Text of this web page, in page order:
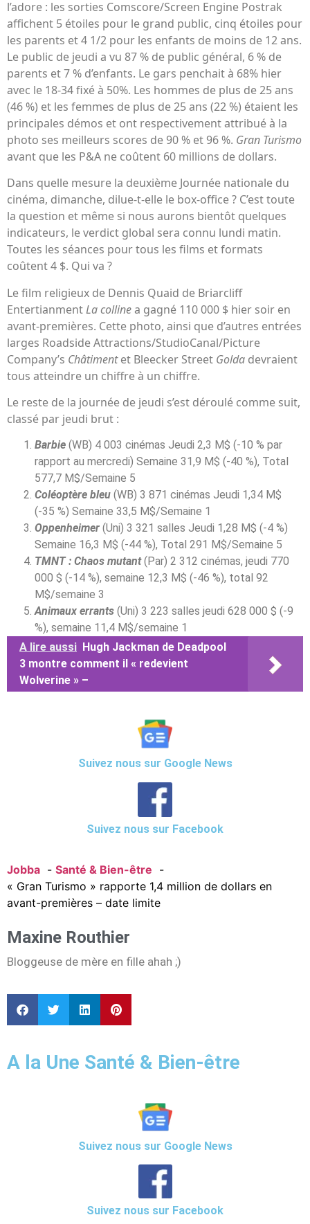
l’adore : les sorties Comscore/Screen Engine Postrak
affichent 5 étoiles pour le grand public, cinq étoiles pour
les parents et 4 1/2 pour les enfants de moins de 12 ans.
Le public de jeudi a vu 87 % de public général, 6 % de
parents et 7 % d’enfants. Le gars penchait à 68% hier
avec le 18-34 fixé à 50%. Les hommes de plus de 25 ans
(46 %) et les femmes de plus de 25 ans (22 %) étaient les
principales démos et ont respectivement attribué à la
photo ses meilleurs scores de 90 % et 96 %. Gran Turismo
avant que les P&A ne coûtent 60 millions de dollars.
Dans quelle mesure la deuxième Journée nationale du
cinéma, dimanche, dilue-t-elle le box-office ? C’est toute
la question et même si nous aurons bientôt quelques
indicateurs, le verdict global sera connu lundi matin.
Toutes les séances pour tous les films et formats
coûtent 4 $. Qui va ?
Le film religieux de Dennis Quaid de Briarcliff
EntertianmentLa collinea gagné 110 000 $ hier soir en
avant-premières. Cette photo, ainsi que d’autres entrées
larges Roadside Attractions/StudioCanal/Picture
Company’s Châtimentet Bleecker Street Golda devraient
tous atteindre un chiffre à un chiffre.
Le reste de la journée de jeudi s’est déroulé comme suit,
classé par jeudi brut :
Barbie (WB) 4 003 cinémas Jeudi 2,3 M$ (-10 % par
rapport au mercredi) Semaine 31,9 M$ (-40 %), Total
577,7 M$/Semaine 5
Coléoptère bleu (WB) 3 871 cinémas Jeudi 1,34 M$
(-35 %) Semaine 33,5 M$/Semaine 1
Oppenheimer (Uni) 3 321 salles Jeudi 1,28 M$ (-4 %)
Semaine 16,3 M$ (-44 %), Total 291 M$/Semaine 5
TMNT : Chaos mutant(Par) 2 312 cinémas, jeudi 770
000 $ (-14 %), semaine 12,3 M$ (-46 %), total 92
M$/semaine 3
Animaux errants (Uni) 3 223 salles jeudi 628 000 $ (-9
%), semaine 11,4 M$/semaine 1
A lire aussi Hugh Jackman de Deadpool
3 montre comment il « redevient
Wolverine » –
Suivez nous sur Google News
Suivez nous sur Facebook
Jobba
Santé & Bien-être
« Gran Turismo » rapporte 1,4 million de dollars en
avant-premières – date limite
Maxine Routhier
Bloggeuse de mère en fille ahah ;)
A la Une Santé & Bien-être
Suivez nous sur Google News
Suivez nous sur Facebook